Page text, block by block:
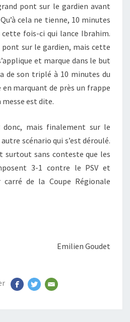
pont sur le gardien avant
cela ne tienne, 10 minutes
cette fois-ci qui lance Ibrahim.
pont sur le gardien, mais cette
et marque dans le but
de son triplé à 10 minutes du
marquant de près un frappe
est dite.
mais finalement sur le
scénario qui s’est déroulé.
surtout sans conteste que les
3-1 contre le PSV et
de la Coupe Régionale
Emilien Goudet